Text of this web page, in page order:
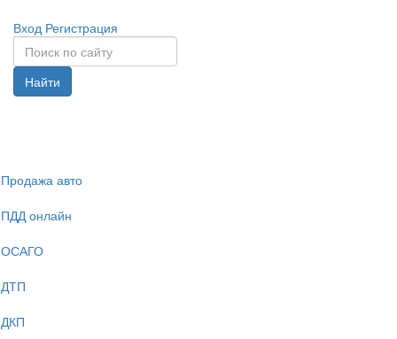
Вход Регистрация
Найти
Продажа авто
ПДД онлайн
ОСАГО
ДТП
ДКП